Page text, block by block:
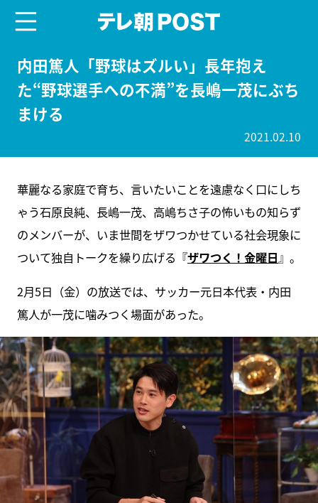
内田篤人「野球はズルい」長年抱え
た“野球選手への不満”を長嶋一茂にぶち
まける
2021.02.10
華麗なる家庭で育ち、言いたいことを遠慮なく口にしち
ゃう石原良純、長嶋一茂、高嶋ちさ子の怖いもの知らず
のメンバーが、いま世間をザワつかせている社会現象に
ついて独自トークを繰り広げる『ザワつく！金曜日 』。
2月5日（金）の放送では、サッカー元日本代表・内田
篤人が一茂に噛みつく場面があった。